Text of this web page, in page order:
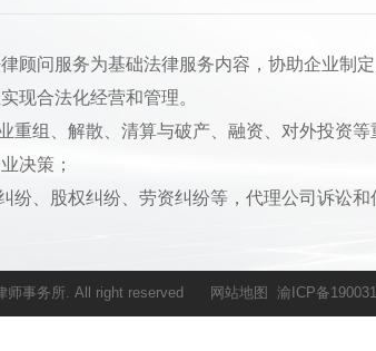
问服务为基础法律服务内容，协助企业制
现合法化经营和管理。
组、解散、清算与破产、融资、对外投资等
决策；
、股权纠纷、劳资纠纷等，代理公司诉讼和
师事务所. All right reserved 网站地图 渝ICP备